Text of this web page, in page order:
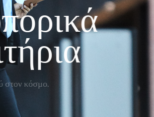
στον κόσμο.